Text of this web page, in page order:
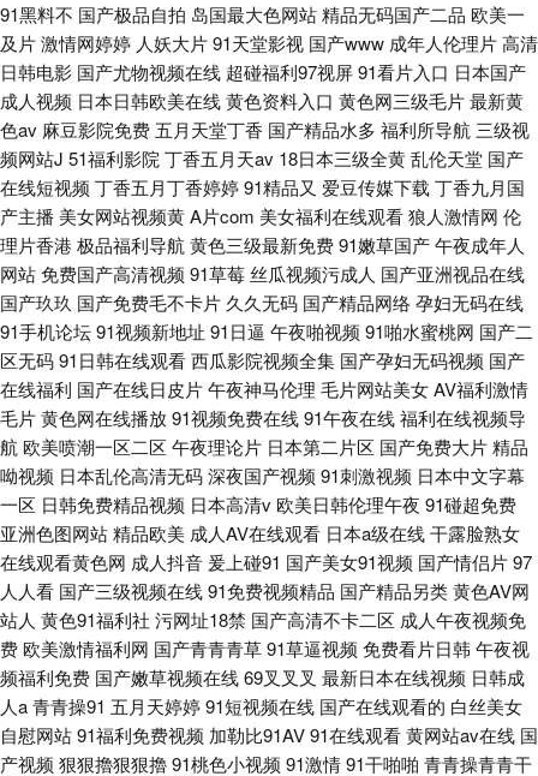
91黑料不 国产极品自拍 岛国最大色网站精品无码国产二品 欧美一
及片激情网婷婷 人妖大片91天堂影视 国产www 成年人伦理片高清
日韩电影 国产尤物视频在线 超碰福利97视屏91看片入口 日本国产
成人视频 日本日韩欧美在线黄色资料入口 黄色网三级毛片最新黄
色av 麻豆影院免费 五月天堂丁香 国产精品水多 福利所导航 三级视
频网站J 51福利影院 丁香五月天av 18日本三级全黄乱伦天堂 国产
在线短视频 丁香五月丁香婷婷91精品又 爱豆传媒下载 丁香九月国
产主播 美女网站视频黄A片com 美女福利在线观看狼人激情网 伦
理片香港 极品福利导航 黄色三级最新免费91嫩草国产午夜成年人
网站免费国产高清视频 91草莓丝瓜视频污成人 国产亚洲视品在线
国产玖玖 国产免费毛不卡片 久久无码 国产精品网络 孕妇无码在线
91手机论坛91视频新地址 91日逼 午夜啪视频 91啪水蜜桃网 国产二
区无码91日韩在线观看西瓜影院视频全集 国产孕妇无码视频 国产
在线福利 国产在线日皮片午夜神马伦理 毛片网站美女AV福利激情
毛片黄色网在线播放91视频免费在线91午夜在线福利在线视频导
航 欧美喷潮一区二区 午夜理论片 日本第二片区 国产免费大片精品
呦视频 日本乱伦高清无码深夜国产视频 91刺激视频 日本中文字幕
一区 日韩免费精品视频 日本高清v 欧美日韩伦理午夜 91碰超免费
亚洲色图网站精品欧美 成人AV在线观看 日本a级在线干露脸熟女
在线观看黄色网 成人抖音 爰上碰91 国产美女91视频 国产情侣片97
人人看 国产三级视频在线91免费视频精品 国产精品另类黄色AV网
站人 黄色91福利社 污网址18禁 国产高清不卡二区 成人午夜视频免
费 欧美激情福利网 国产青青青草91草逼视频 免费看片日韩 午夜视
频福利免费 国产嫩草视频在线69叉叉叉 最新日本在线视频 日韩成
人a青青操91 五月天婷婷91短视频在线 国产在线观看的 白丝美女
自慰网站91福利免费视频 加勒比91AV91在线观看黄网站av在线 国
产视频 狠狠擼狠狠擼91桃色小视频 91激情91干啪啪 青青操青青干